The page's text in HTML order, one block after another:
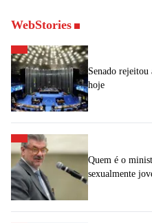
WebStories
Senado rejeitou
hoje
Quem é o
sexualmente